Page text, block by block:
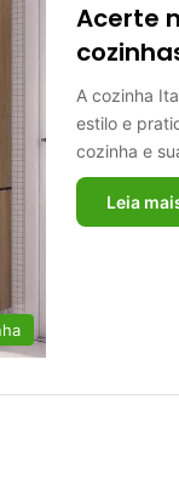
Acerte
A cozinha
estilo e
cozinha e
Leia